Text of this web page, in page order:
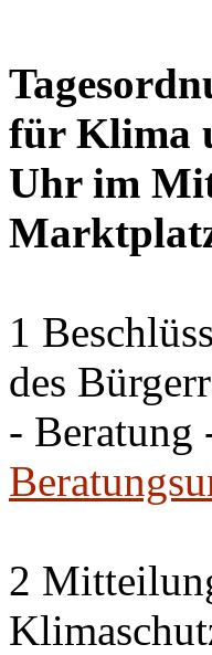
für Klima
Uhr im
1
des
- Beratung
2